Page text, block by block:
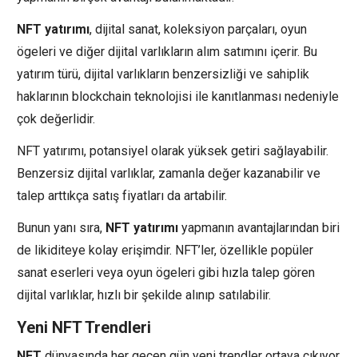
NFT yatırımı, dijital sanat, koleksiyon parçaları, oyun
ögeleri ve diğer dijital varlıkların alım satımını içerir. Bu
yatırım türü, dijital varlıkların benzersizliği ve sahiplik
haklarının blockchain teknolojisi ile kanıtlanması nedeniyle
çok değerlidir.
NFT yatırımı, potansiyel olarak yüksek getiri sağlayabilir.
Benzersiz dijital varlıklar, zamanla değer kazanabilir ve
talep arttıkça satış fiyatları da artabilir.
Bunun yanı sıra, NFT yatırımı yapmanın avantajlarından biri
de likiditeye kolay erişimdir. NFT’ler, özellikle popüler
sanat eserleri veya oyun ögeleri gibi hızla talep gören
dijital varlıklar, hızlı bir şekilde alınıp satılabilir.
Yeni NFT Trendleri